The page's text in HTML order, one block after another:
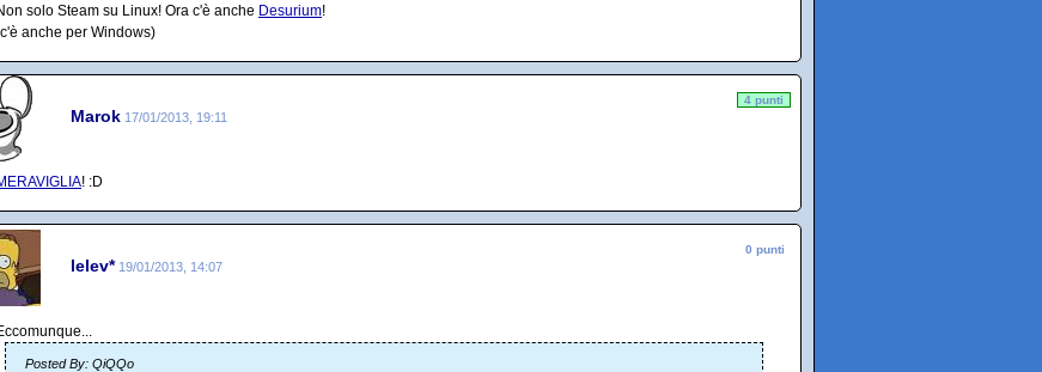
solo Steam su Linux! Ora c'è anche Desurium!
anche per Windows)
Marok 17/01/2013, 19:11
4 punti
! :D
lelev* 19/01/2013, 14:07
0 punti
Posted By: QiQQo